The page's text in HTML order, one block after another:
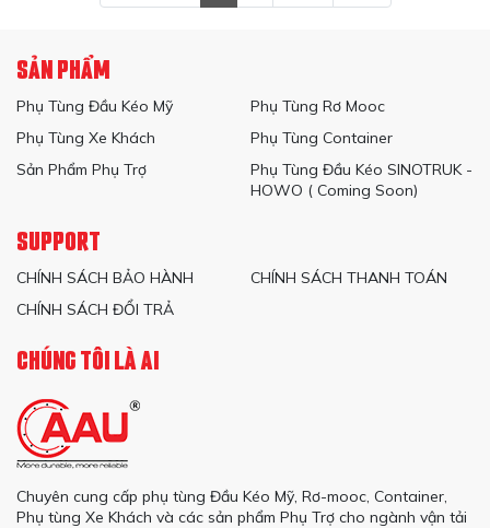
SẢN PHẨM
Phụ Tùng Đầu Kéo Mỹ
Phụ Tùng Rơ Mooc
Phụ Tùng Xe Khách
Phụ Tùng Container
Sản Phẩm Phụ Trợ
Phụ Tùng Đầu Kéo SINOTRUK -
HOWO ( Coming Soon)
SUPPORT
CHÍNH SÁCH BẢO HÀNH
CHÍNH SÁCH THANH TOÁN
CHÍNH SÁCH ĐỔI TRẢ
CHÚNG TÔI LÀ AI
Chuyên cung cấp phụ tùng Đầu Kéo Mỹ, Rơ-mooc, Container,
Phụ tùng Xe Khách và các sản phẩm Phụ Trợ cho ngành vận tải